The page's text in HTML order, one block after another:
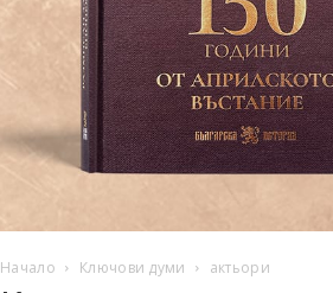
Начало Ключови думи актьори